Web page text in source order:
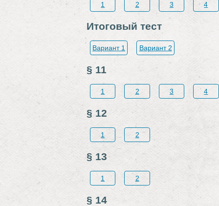
1 2 3 4
Итоговый тест
Вариант 1 Вариант 2
§ 11
1 2 3 4
§ 12
1 2
§ 13
1 2
§ 14